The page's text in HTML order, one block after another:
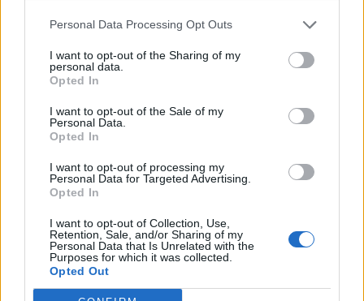
Personal Data Processing Opt Outs
I want to opt-out of the Sharing of my
personal data.
Opted In
I want to opt-out of the Sale of my
Personal Data.
Opted In
I want to opt-out of processing my
Personal Data for Targeted Advertising.
Opted In
I want to opt-out of Collection, Use,
Retention, Sale, and/or Sharing of my
Personal Data that Is Unrelated with the
Purposes for which it was collected.
Opted Out
– Úgy látom, Magyarországon a vendéglátás óriási
fejlődésen ment keresztül. Az új vendéglátós generáció
tagjai általában felkészültek, kedvesek és tisztelettudók,
valamint egyre jobban beszélnek nyelveket. Mindez
pedig azt jelenti, hogy jó az oktatás és jó az emberanyag
is. Ez engem örömmel tölt el, mert sosem úgy szerettem
volna a legjobb lenni, hogy a többiek rosszabbak. Legyen
mindenki jó, legyen mindenki az első a saját területén, a
saját kategóriájában. A Vendég ugyanis mindig azért fizet